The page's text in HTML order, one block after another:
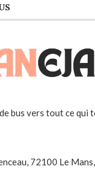
bus vers tout ce qui
72100 Le